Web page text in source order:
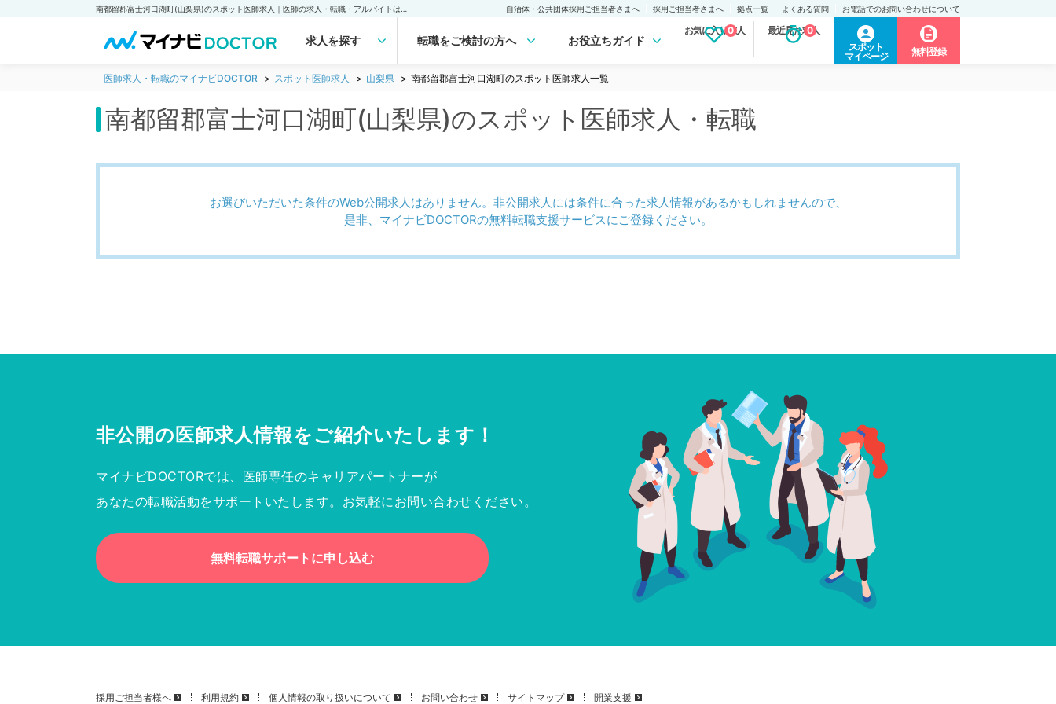
自治体・公共団体採用ご担当者さまへ 採用ご担当者さまへ 拠点一覧 よくある質問 お電話でのお問い合わせについて
求人を探す 転職をご検討の方へ お役立ちガイド
お気に入り求人
0 最近見た求人
0
スポット
マイページ
無料登録
医師求人・転職のマイナビDOCTOR スポット医師求人 山梨県 南都留郡富士河口湖町のスポット医師求人一覧
南都留郡富士河口湖町(山梨県)のスポット医師求人・転職
お選びいただいた条件のWeb公開求人はありません。非公開求人には条件に合った求人情報があるかもしれませんので、
是非、マイナビDOCTORの無料転職支援サービスにご登録ください。
非公開の医師求人情報をご紹介いたします！
マイナビDOCTORでは、医師専任のキャリアパートナーが
あなたの転職活動をサポートいたします。お気軽にお問い合わせください。
無料転職サポートに申し込む
採用ご担当者様へ 利用規約 個人情報の取り扱いについて お問い合わせ サイトマップ 開業支援